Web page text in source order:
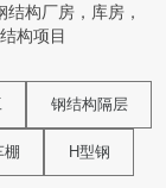
构厂房，库房，
构项目
钢结构隔层
棚 H型钢